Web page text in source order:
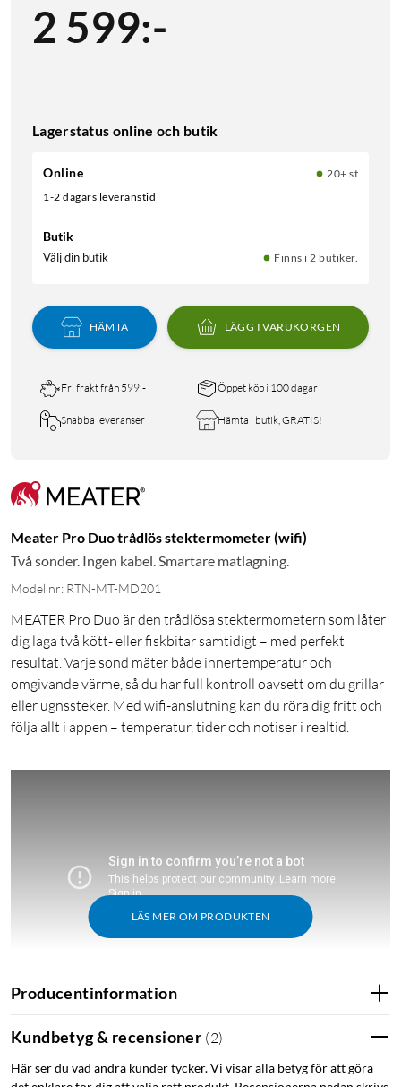
2 599:-
Lagerstatus online och butik
Online
20+ st
1-2 dagars leveranstid
Butik
Välj din butik Finns i 2 butiker.
HÄMTA LÄGG I VARUKORGEN
Fri frakt från 599:- Öppet köp i 100 dagar
Snabba leveranser Hämta i butik, GRATIS!
Meater Pro Duo trådlös stektermometer (wifi)
Två sonder. Ingen kabel. Smartare matlagning.
Modellnr: RTN-MT-MD201
MEATER Pro Duo är den trådlösa stektermometern som låter
dig laga två kött- eller fiskbitar samtidigt – med perfekt
resultat. Varje sond mäter både innertemperatur och
omgivande värme, så du har full kontroll oavsett om du grillar
eller ugnssteker. Med wifi-anslutning kan du röra dig fritt och
följa allt i appen – temperatur, tider och notiser i realtid.
LÄS MER OM PRODUKTEN
Kort om produkten
Trådlös kvalitetsstektermometer från MEATER med två
Producentinformation
Kundbetyg & recensioner (2)
Här ser du vad andra kunder tycker. Vi visar alla betyg för att göra